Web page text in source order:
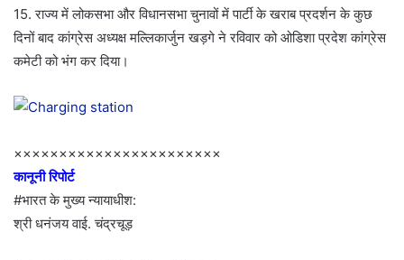
15. राज्य में लोकसभा और विधानसभा चुनावों में पार्टी के खराब प्रदर्शन के कुछ
दिनों बाद कांग्रेस अध्यक्ष मल्लिकार्जुन खड़गे ने रविवार को ओडिशा प्रदेश कांग्रेस
कमेटी को भंग कर दिया।
×××××××××××××××××××××××
कानूनी रिपोर्ट
#भारत के मुख्य न्यायाधीश:
श्री धनंजय वाई. चंद्रचूड़